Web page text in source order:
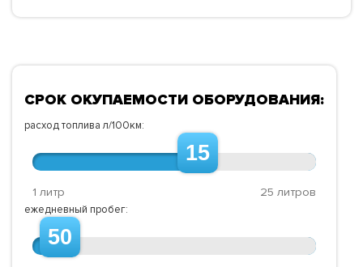
СРОК ОКУПАЕМОСТИ ОБОРУДОВАНИЯ:
расход топлива л/100км:
15
1 литр 25 литров
ежедневный пробег:
50